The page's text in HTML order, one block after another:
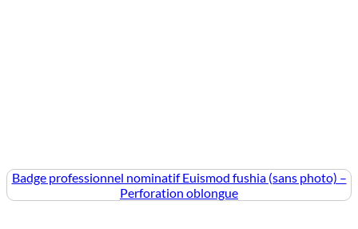
Badge professionnel nominatif Euismod fushia (sans photo) –
Perforation oblongue